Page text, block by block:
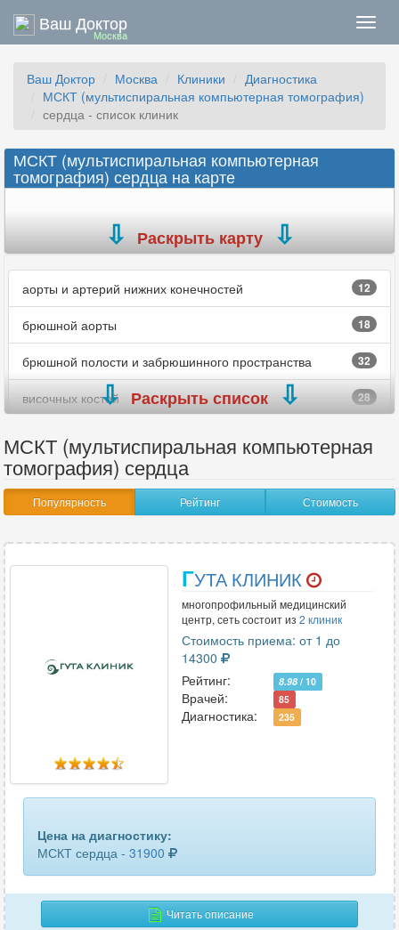
Ваш Доктор
Москва
Ваш Доктор Москва Клиники
Диагностика
МСКТ (мультиспиральная компьютерная томография)
сердца - список клиник
МСКТ (мультиспиральная компьютерная
томография) сердца на карте
Раскрыть карту
аорты и артерий нижних конечностей 12
брюшной аорты 18
брюшной полости и забрюшинного пространства 32
височных костей 28
голеностопного сустава
головного мозга
гортани 23
грудного отдела позвоночника 25
легких
мочевыделительной системы 26
околоносовых пазух
печени 8
плечевого сустава 26
Раскрыть список
МСКТ (мультиспиральная компьютерная
томография) сердца
Популярность Рейтинг Стоимость
ГУТА КЛИНИК
многопрофильный медицинский
центр, сеть состоит из 2 клиник
Стоимость приема: от 1 до
14300
Рейтинг:
8.98 / 10
Врачей: 85
Диагностика: 235
Цена на диагностику:
МСКТ сердца - 31900
Читать описание